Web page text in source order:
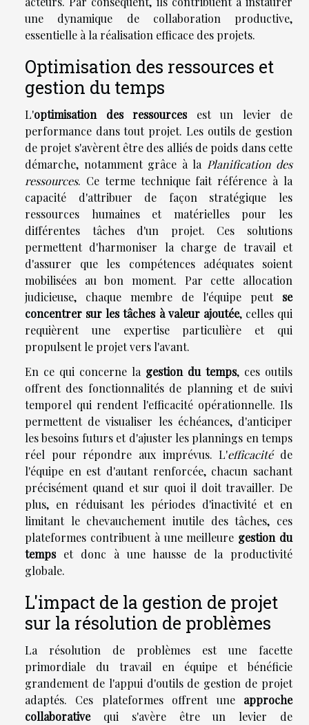
une dynamique de collaboration productive,
essentielle à la réalisation efficace des projets.
Optimisation des ressources et
gestion du temps
L'optimisation des ressourcesest un levier de
performance dans tout projet. Les outils de gestion
de projet s'avèrent être des alliés de poids dans cette
démarche, notamment grâce à la Planification des
ressources. Ce terme technique fait référence à la
capacité d'attribuer de façon stratégique les
ressources humaines et matérielles pour les
différentes tâches d'un projet. Ces solutions
permettent d'harmoniser la charge de travail et
d'assurer que les compétences adéquates soient
mobilisées au bon moment. Par cette allocation
judicieuse, chaque membre de l'équipe peut se
concentrer sur les tâches à valeur ajoutée, celles qui
requièrent une expertise particulière et qui
propulsent le projet vers l'avant.
En ce qui concerne la gestion du temps, ces outils
offrent des fonctionnalités de planning et de suivi
temporel qui rendent l'efficacité opérationnelle. Ils
permettent de visualiser les échéances, d'anticiper
les besoins futurs et d'ajuster les plannings en temps
réel pour répondre aux imprévus. L'efficacitéde
l'équipe en est d'autant renforcée, chacun sachant
précisément quand et sur quoi il doit travailler. De
plus, en réduisant les périodes d'inactivité et en
limitant le chevauchement inutile des tâches, ces
plateformes contribuent à une meilleure gestion du
tempset donc à une hausse de la productivité
globale.
L'impact de la gestion de projet
sur la résolution de problèmes
La résolution de problèmes est une facette
primordiale du travail en équipe et bénéficie
grandement de l'appui d'outils de gestion de projet
adaptés. Ces plateformes offrent une approche
collaborativequi s'avère être un levier de